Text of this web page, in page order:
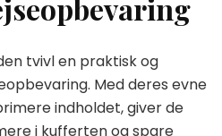
tvivl en praktisk og
Med deres evne
indholdet, giver de
i kufferten og spare